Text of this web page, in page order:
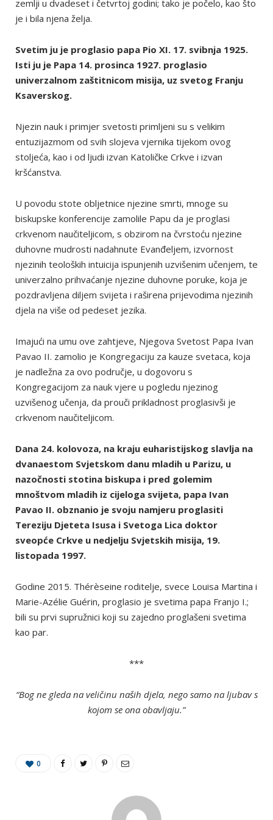
zemlji u dvadeset i četvrtoj godini; tako je počelo, kao što
je i bila njena želja.
Svetim ju je proglasio papa Pio XI. 17. svibnja 1925.
Isti ju je Papa 14. prosinca 1927. proglasio
univerzalnom zaštitnicom misija, uz svetog Franju
Ksaverskog.
Njezin nauk i primjer svetosti primljeni su s velikim
entuzijazmom od svih slojeva vjernika tijekom ovog
stoljeća, kao i od ljudi izvan Katoličke Crkve i izvan
kršćanstva.
U povodu stote obljetnice njezine smrti, mnoge su
biskupske konferencije zamolile Papu da je proglasi
crkvenom naučiteljicom, s obzirom na čvrstoću njezine
duhovne mudrosti nadahnute Evanđeljem, izvornost
njezinih teoloških intuicija ispunjenih uzvišenim učenjem, te
univerzalno prihvaćanje njezine duhovne poruke, koja je
pozdravljena diljem svijeta i raširena prijevodima njezinih
djela na više od pedeset jezika.
Imajući na umu ove zahtjeve, Njegova Svetost Papa Ivan
Pavao II. zamolio je Kongregaciju za kauze svetaca, koja
je nadležna za ovo područje, u dogovoru s
Kongregacijom za nauk vjere u pogledu njezinog
uzvišenog učenja, da prouči prikladnost proglasivši je
crkvenom naučiteljicom.
Dana 24. kolovoza, na kraju euharistijskog slavlja na
dvanaestom Svjetskom danu mladih u Parizu, u
nazočnosti stotina biskupa i pred golemim
mnoštvom mladih iz cijeloga svijeta, papa Ivan
Pavao II. obznanio je svoju namjeru proglasiti
Tereziju Djeteta Isusa i Svetoga Lica doktor
sveopće Crkve u nedjelju Svjetskih misija, 19.
listopada 1997.
Godine 2015. Thérèseine roditelje, svece Louisa Martina i
Marie-Azélie Guérin, proglasio je svetima papa Franjo I.;
bili su prvi supružnici koji su zajedno proglašeni svetima
kao par.
***
“Bog ne gleda na veličinu naših djela, nego samo na ljubav s
kojom se ona obavljaju.”
0